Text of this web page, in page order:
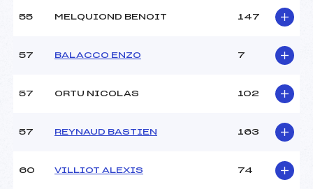
55 MELQUIOND BENOIT 147
57 BALACCO ENZO 7
57 ORTU NICOLAS 102
57 REYNAUD BASTIEN 163
60 VILLIOT ALEXIS 74